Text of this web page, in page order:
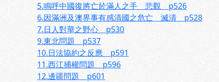
5.鳴呼中國復將亡於滿人之手 悲觀 p526
6.因滿洲及澳界事有感清國之危亡 滅清 p528
7.日人對華之野心 p530
9.東北問題 p537
10.日法協約之反應 p591
11.西江捕權問題 p596
12.邊疆問題 p601